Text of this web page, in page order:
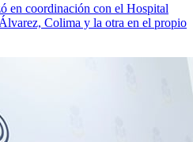
en coordinación con el Hospital
Colima y la otra en el propio